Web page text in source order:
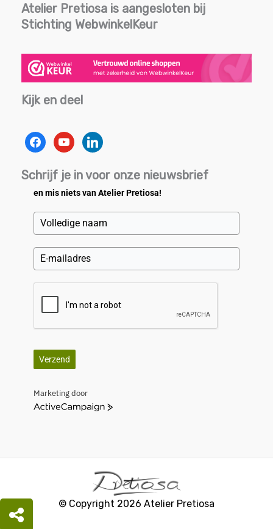
Atelier Pretiosa is aangesloten bij
Stichting WebwinkelKeur
Kijk en deel
facebookyoutubelinkedin
Schrijf je in voor onze nieuwsbrief
en mis niets van Atelier Pretiosa!
Verzend
Marketing door
A
© Copyright 2026 Atelier Pretiosa